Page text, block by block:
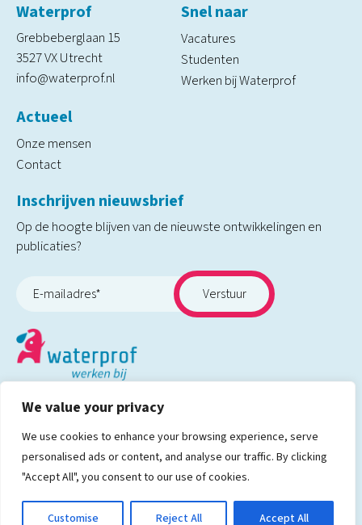
We value your privacy
We use cookies to enhance your browsing experience, serve
personalised ads or content, and analyse our traffic. By clicking
"Accept All", you consent to our use of cookies.
Customise Reject All Accept All
Waterprof
Grebbeberglaan 15
3527 VX Utrecht
info@waterprof.nl
Snel naar
Vacatures
Studenten
Werken bij Waterprof
Actueel
Onze mensen
Contact
Inschrijven nieuwsbrief
Op de hoogte blijven van de nieuwste ontwikkelingen en
publicaties?
©2026 Waterprof Privacyverklaring